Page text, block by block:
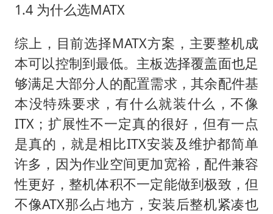
1.4 为什么选MATX
综上，目前选择MATX方案，主要整机成
本可以控制到最低。主板选择覆盖面也足
够满足大部分人的配置需求，其余配件基
本没特殊要求，有什么就装什么，不像
ITX；扩展性不一定真的很好，但有一点
是真的，就是相比ITX安装及维护都简单
许多，因为作业空间更加宽裕，配件兼容
性更好，整机体积不一定能做到极致，但
不像ATX那么占地方，安装后整机紧凑也